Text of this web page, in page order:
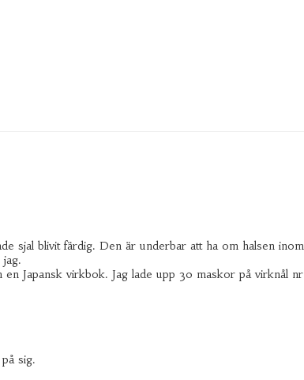
sjal blivit färdig. Den är underbar att ha om halsen
Japansk virkbok. Jag lade upp 30 maskor på virknål
sig.